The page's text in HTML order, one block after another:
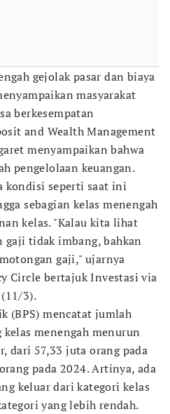
gejolak pasar dan biaya
masyarakat
berkesempatan
and Wealth Management
menyampaikan bahwa
pengelolaan keuangan.
kondisi seperti saat ini
sebagian kelas menengah
kelas. "Kalau kita lihat
tidak imbang, bahkan
gaji," ujarnya
Circle bertajuk Investasi via
3).
(BPS) mencatat jumlah
menengah menurun
dari 57,33 juta orang pada
pada 2024. Artinya, ada
keluar dari kategori kelas
yang lebih rendah.